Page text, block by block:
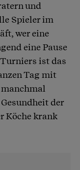
und
Spieler im
wer eine
eine Pause
ist das
Tag mit
der
Köche krank